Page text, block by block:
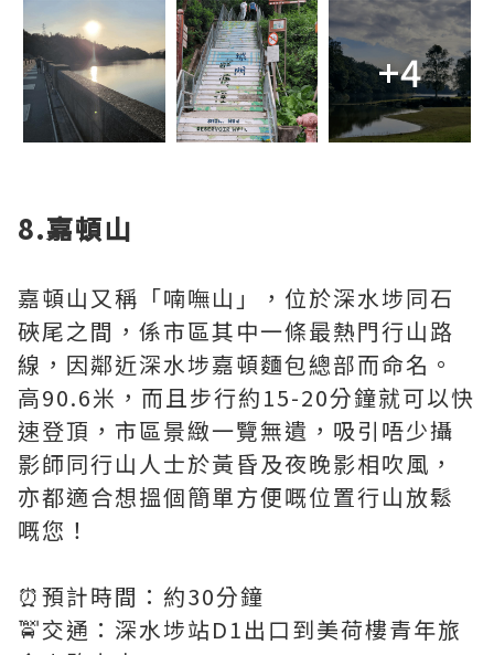
+4
8.嘉頓山
嘉頓山又稱「喃嘸山」，位於深水埗同石
硤尾之間，係市區其中一條最熱門行山路
線，因鄰近深水埗嘉頓麵包總部而命名。
高90.6米，而且步行約15-20分鐘就可以快
速登頂，市區景緻一覽無遺，吸引唔少攝
影師同行山人士於黃昏及夜晚影相吹風，
亦都適合想搵個簡單方便嘅位置行山放鬆
嘅您！
⏰預計時間：約30分鐘
🚖交通：深水埗站D1出口到美荷樓青年旅